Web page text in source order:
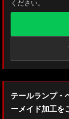
MXAA54 AXAH54/
GDJ150W/151
ZVG11/ZSG10 カロ
GXPA16 MXPA12
ください。
テールランプ・
ーメイド加工を